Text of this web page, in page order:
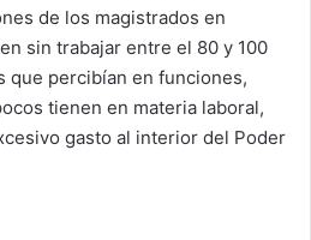
de los magistrados en
sin trabajar entre el 80 y 100
que percibían en funciones,
tienen en materia laboral,
gasto al interior del Poder